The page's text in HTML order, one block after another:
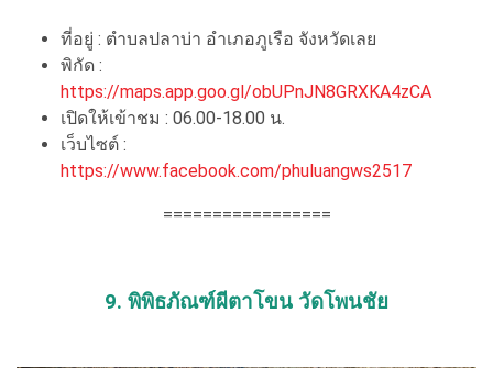
ที่อยู่ : ตำบลปลาบ่า อำเภอภูเรือ จังหวัดเลย
พิกัด :
https://maps.app.goo.gl/obUPnJN8GRXKA4zCA
เปิดให้เข้าชม : 06.00-18.00 น.
เว็บไซต์ :
https://www.facebook.com/phuluangws2517
=================
9. พิพิธภัณฑ์ผีตาโขน วัดโพนชัย